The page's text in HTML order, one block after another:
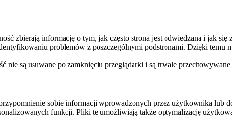
zbierają informację o tym, jak często strona jest odwiedzana i jak
problemów z poszczególnymi podstronami. Dzięki temu
nie są usuwane po zamknięciu przeglądarki i są trwale
sobie informacji wprowadzonych przez użytkownika lub
funkcji. Pliki te umożliwiają także optymalizację